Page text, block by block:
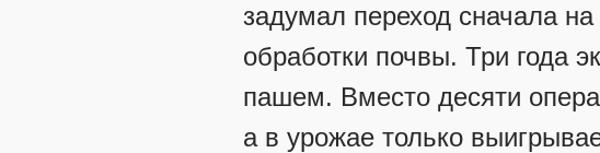
задумал переход сначала
обработки почвы. Три года
пашем. Вместо десяти
а в урожае только